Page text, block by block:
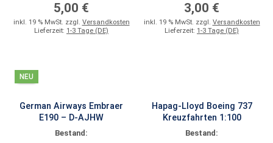
5,00 €
inkl. 19 % MwSt. zzgl. Versandkosten
Lieferzeit: 1-3 Tage (DE)
3,00 €
inkl. 19 % MwSt. zzgl. Versandkosten
Lieferzeit: 1-3 Tage (DE)
NEU
German Airways Embraer
E190 – D-AJHW
Bestand:
Hapag-Lloyd Boeing 737
Kreuzfahrten 1:100
Bestand: